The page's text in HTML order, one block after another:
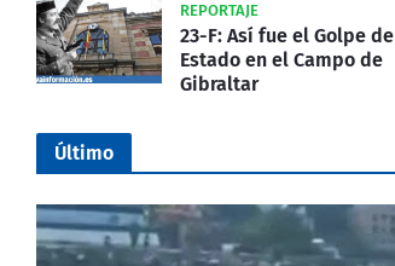
REPORTAJE
23-F: Así fue el Golpe de
Estado en el Campo de
Gibraltar
Último